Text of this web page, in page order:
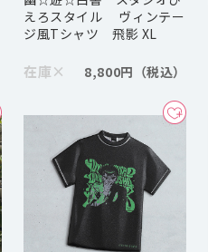
えろスタイル ヴィンテー
ジ風Tシャツ 飛影 XL
在庫× 8,800円